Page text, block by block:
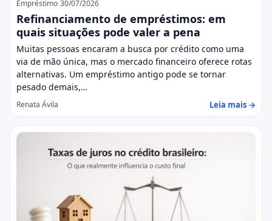
Empréstimo 30/07/2026
Refinanciamento de empréstimos: em
quais situações pode valer a pena
Muitas pessoas encaram a busca por crédito como uma
via de mão única, mas o mercado financeiro oferece rotas
alternativas. Um empréstimo antigo pode se tornar
pesado demais,…
Renata Ávila Leia mais →